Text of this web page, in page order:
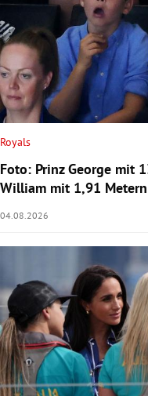
Royals
Foto: Prinz George mit
William mit 1,91 Metern
04.08.2026